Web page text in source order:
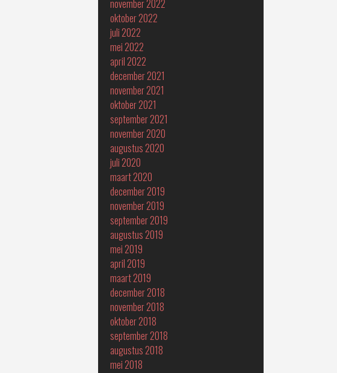
november 2022
oktober 2022
juli 2022
mei 2022
april 2022
december 2021
november 2021
oktober 2021
september 2021
november 2020
augustus 2020
juli 2020
maart 2020
december 2019
november 2019
september 2019
augustus 2019
mei 2019
april 2019
maart 2019
december 2018
november 2018
oktober 2018
september 2018
augustus 2018
mei 2018